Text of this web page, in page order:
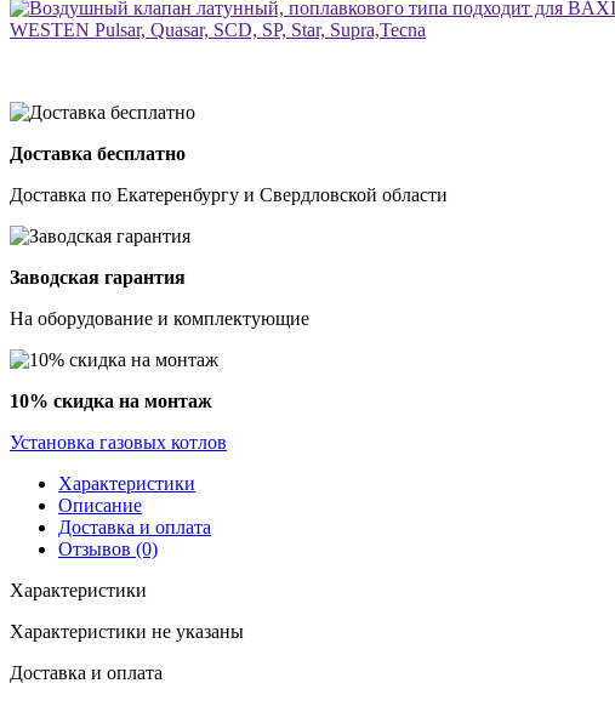
Доставка бесплатно
Доставка по Екатеренбургу и Свердловской области
Заводская гарантия
На оборудование и комплектующие
10% скидка на монтаж
Установка газовых котлов
Характеристики
Описание
Доставка и оплата
Отзывов (0)
Характеристики
Характеристики не указаны
Доставка и оплата